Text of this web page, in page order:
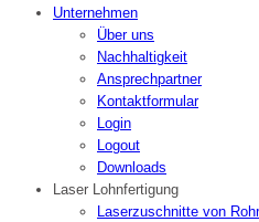
Unternehmen
Über uns
Nachhaltigkeit
Ansprechpartner
Kontaktformular
Login
Logout
Downloads
Laser Lohnfertigung
Laserzuschnitte von